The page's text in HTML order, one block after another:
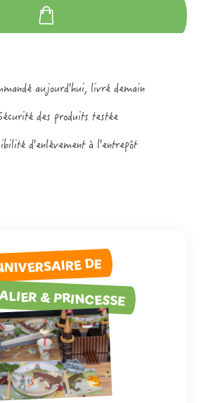
aujourd'hui, livré demain
des produits testée
d'enlèvement à l'entrepôt
DE
& PRINCESSE